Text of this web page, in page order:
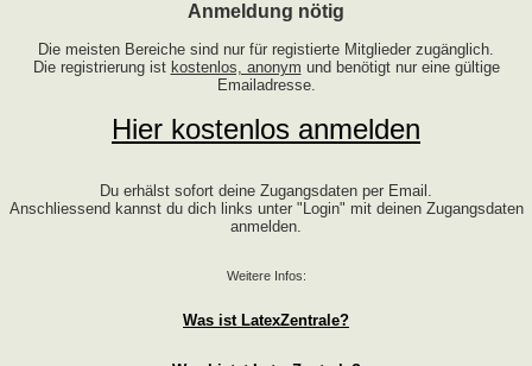
Anmeldung nötig
Die meisten Bereiche sind nur für registierte Mitglieder zugänglich.
Die registrierung ist kostenlos, anonym und benötigt nur eine gültige
Emailadresse.
Hier kostenlos anmelden
Du erhälst sofort deine Zugangsdaten per Email.
Anschliessend kannst du dich links unter "Login" mit deinen Zugangsdaten
anmelden.
Weitere Infos:
Was ist LatexZentrale?